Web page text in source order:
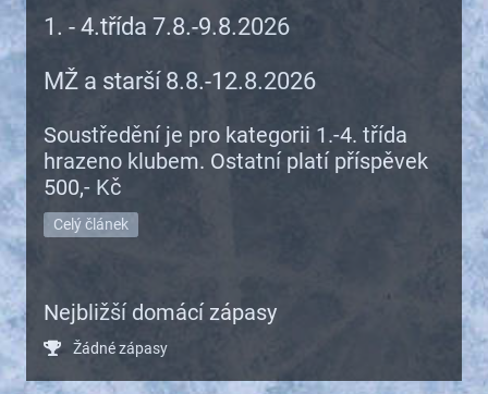
1. - 4.třída 7.8.-9.8.2026
MŽ a starší 8.8.-12.8.2026
Soustředění je pro kategorii 1.-4. třída
hrazeno klubem. Ostatní platí příspěvek
500,- Kč
Celý článek
Nejbližší domácí zápasy
Žádné zápasy